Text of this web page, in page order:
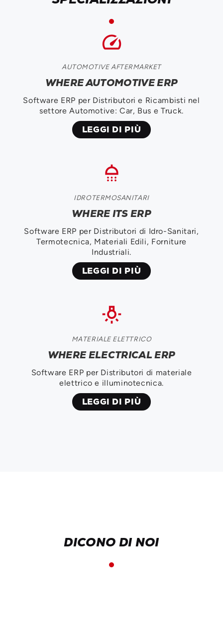
speed
AUTOMOTIVE AFTERMARKET
WHERE AUTOMOTIVE ERP
Software ERP per Distributori e Ricambisti nel
settore Automotive: Car, Bus e Truck.
LEGGI DI PIÙ
shower
IDROTERMOSANITARI
WHERE ITS ERP
Software ERP per Distributori di Idro-Sanitari,
Termotecnica, Materiali Edili, Forniture
Industriali.
LEGGI DI PIÙ
tungsten
MATERIALE ELETTRICO
WHERE ELECTRICAL ERP
Software ERP per Distributori di materiale
elettrico e illuminotecnica.
LEGGI DI PIÙ
DICONO DI NOI